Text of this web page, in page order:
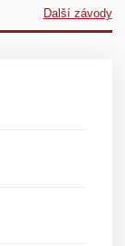
Další závody